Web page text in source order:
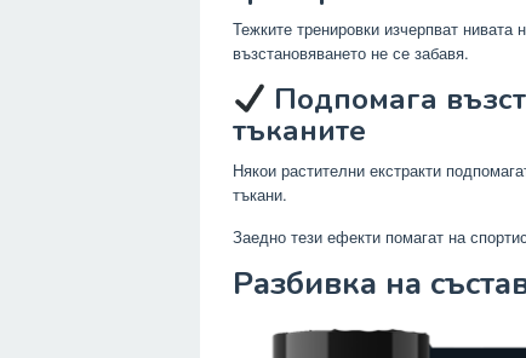
Тежките тренировки изчерпват нивата
възстановяването не се забавя.
Подпомага
тъканите
Някои растителни екстракти
тъкани.
Заедно тези ефекти помагат на
Разбивка на